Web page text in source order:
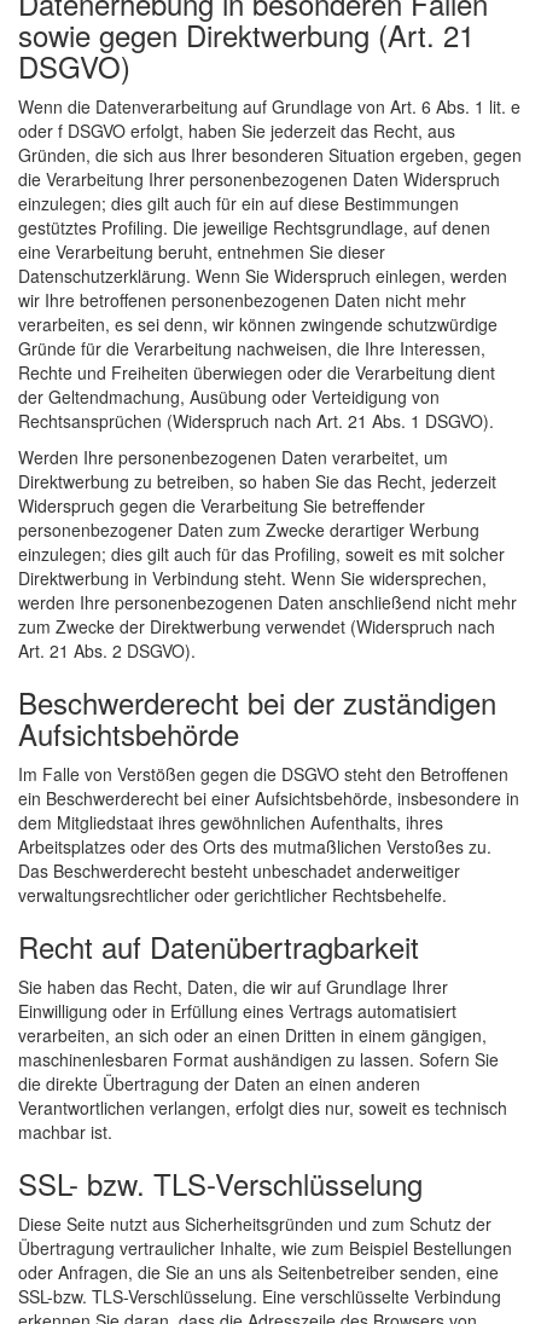
sowie gegen Direktwerbung (Art. 21
DSGVO)
Wenn die Datenverarbeitung auf Grundlage von Art. 6 Abs. 1 lit. e
oder f DSGVO erfolgt, haben Sie jederzeit das Recht, aus
Gründen, die sich aus Ihrer besonderen Situation ergeben, gegen
die Verarbeitung Ihrer personenbezogenen Daten Widerspruch
einzulegen; dies gilt auch für ein auf diese Bestimmungen
gestütztes Profiling. Die jeweilige Rechtsgrundlage, auf denen
eine Verarbeitung beruht, entnehmen Sie dieser
Datenschutzerklärung. Wenn Sie Widerspruch einlegen, werden
wir Ihre betroffenen personenbezogenen Daten nicht mehr
verarbeiten, es sei denn, wir können zwingende schutzwürdige
Gründe für die Verarbeitung nachweisen, die Ihre Interessen,
Rechte und Freiheiten überwiegen oder die Verarbeitung dient
der Geltendmachung, Ausübung oder Verteidigung von
Rechtsansprüchen (Widerspruch nach Art. 21 Abs. 1 DSGVO).
Werden Ihre personenbezogenen Daten verarbeitet, um
Direktwerbung zu betreiben, so haben Sie das Recht, jederzeit
Widerspruch gegen die Verarbeitung Sie betreffender
personenbezogener Daten zum Zwecke derartiger Werbung
einzulegen; dies gilt auch für das Profiling, soweit es mit solcher
Direktwerbung in Verbindung steht. Wenn Sie widersprechen,
werden Ihre personenbezogenen Daten anschließend nicht mehr
zum Zwecke der Direktwerbung verwendet (Widerspruch nach
Art. 21 Abs. 2 DSGVO).
Beschwerderecht bei der zuständigen
Aufsichtsbehörde
Im Falle von Verstößen gegen die DSGVO steht den Betroffenen
ein Beschwerderecht bei einer Aufsichtsbehörde, insbesondere in
dem Mitgliedstaat ihres gewöhnlichen Aufenthalts, ihres
Arbeitsplatzes oder des Orts des mutmaßlichen Verstoßes zu.
Das Beschwerderecht besteht unbeschadet anderweitiger
verwaltungsrechtlicher oder gerichtlicher Rechtsbehelfe.
Recht auf Datenübertragbarkeit
Sie haben das Recht, Daten, die wir auf Grundlage Ihrer
Einwilligung oder in Erfüllung eines Vertrags automatisiert
verarbeiten, an sich oder an einen Dritten in einem gängigen,
maschinenlesbaren Format aushändigen zu lassen. Sofern Sie
die direkte Übertragung der Daten an einen anderen
Verantwortlichen verlangen, erfolgt dies nur, soweit es technisch
machbar ist.
SSL- bzw. TLS-Verschlüsselung
Diese Seite nutzt aus Sicherheitsgründen und zum Schutz der
Übertragung vertraulicher Inhalte, wie zum Beispiel Bestellungen
oder Anfragen, die Sie an uns als Seitenbetreiber senden, eine
SSL-bzw. TLS-Verschlüsselung. Eine verschlüsselte Verbindung